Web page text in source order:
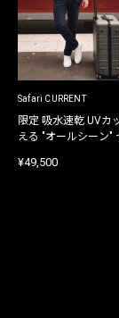
Safari CURRENT
限定 吸水速乾 UVカ
える "オールシーン"
¥49,500